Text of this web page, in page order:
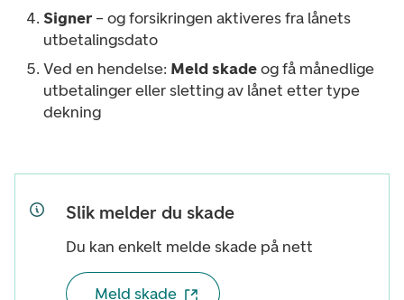
Signer – og forsikringen aktiveres fra lånets
utbetalingsdato
Ved en hendelse: Meld skadeog få månedlige
utbetalinger eller sletting av lånet etter type
dekning
Slik melder du skade
Du kan enkelt melde skade på nett
Meld skade